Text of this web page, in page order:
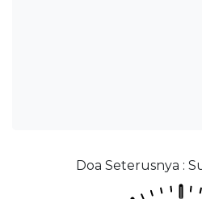
Doa Seterusnya :